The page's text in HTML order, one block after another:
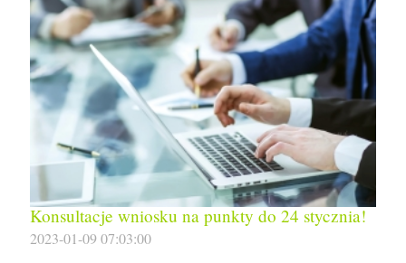
Konsultacje wniosku na punkty do 24 stycznia!
2023-01-09 07:03:00